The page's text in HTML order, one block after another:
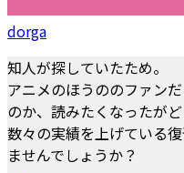
dorga
知人が探していたため。
アニメのほうののファン
のか、読みたくなったが
数々の実績を上げている
ませんでしょうか？